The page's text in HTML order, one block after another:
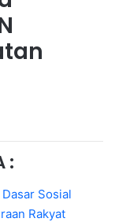
:
Sosial
Rakyat